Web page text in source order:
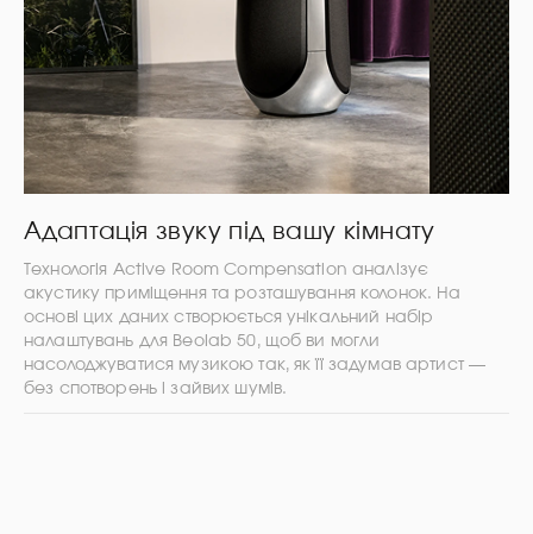
Адаптація звуку під вашу кімнату
Технологія Active Room Compensation аналізує
акустику приміщення та розташування колонок. На
основі цих даних створюється унікальний набір
налаштувань для Beolab 50, щоб ви могли
насолоджуватися музикою так, як її задумав артист —
без спотворень і зайвих шумів.